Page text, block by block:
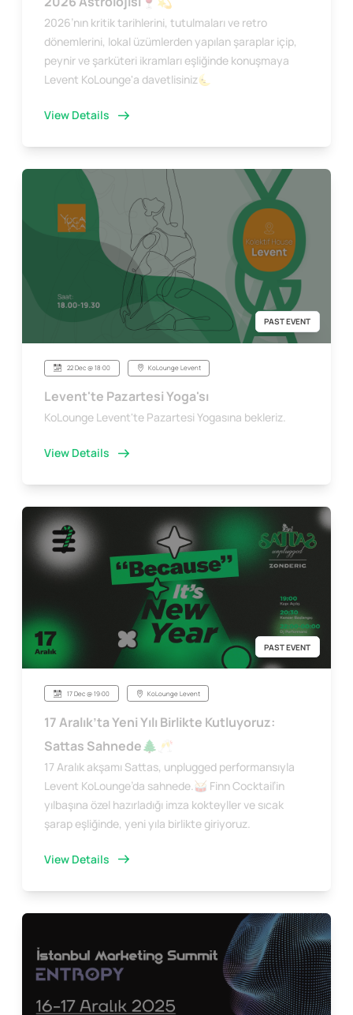
2026’nın kritik tarihlerini, tutulmaları ve retro
dönemlerini, lokal üzümlerden yapılan şaraplar içip,
peynir ve şarküteri ikramları eşliğinde konuşmaya
Levent KoLounge'a davetlisiniz🌜
View Details
PAST EVENT
22 Dec @ 18:00 KoLounge Levent
Levent'te Pazartesi Yoga'sı
KoLounge Levent'te Pazartesi Yogasına bekleriz.
View Details
PAST EVENT
17 Dec @ 19:00 KoLounge Levent
17 Aralık’ta Yeni Yılı Birlikte Kutluyoruz:
Sattas Sahnede🌲🥂
17 Aralık akşamı Sattas, unplugged performansıyla
Levent KoLounge’da sahnede.🥁 Finn Cocktail’in
yılbaşına özel hazırladığı imza kokteyller ve sıcak
şarap eşliğinde, yeni yıla birlikte giriyoruz.
View Details